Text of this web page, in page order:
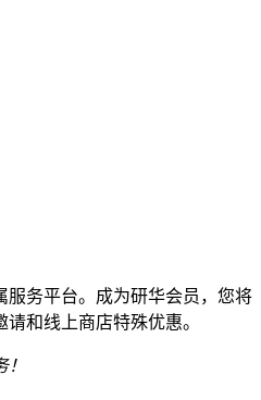
服务平台。成为研华会员，您将
和线上商店特殊优惠。